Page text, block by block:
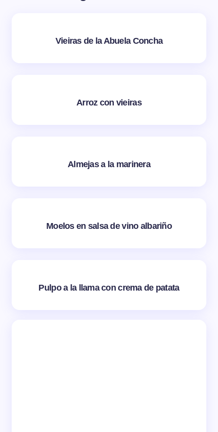
Vieiras de la Abuela Concha
Arroz con vieiras
Almejas a la marinera
Moelos en salsa de vino albariño
Pulpo a la llama con crema de patata